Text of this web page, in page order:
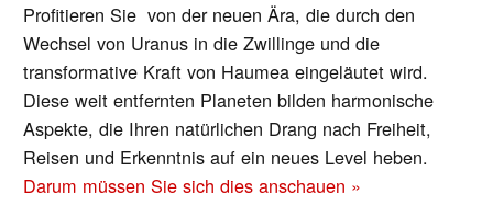
Profitieren Sie von der neuen Ära, die durch den
Wechsel von Uranus in die Zwillinge und die
transformative Kraft von Haumea eingeläutet wird.
Diese weit entfernten Planeten bilden harmonische
Aspekte, die Ihren natürlichen Drang nach Freiheit,
Reisen und Erkenntnis auf ein neues Level heben.
Darum müssen Sie sich dies anschauen »